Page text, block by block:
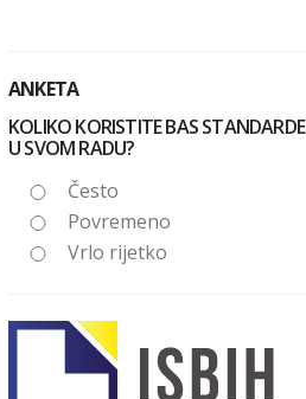
ANKETA
KOLIKO KORISTITE BAS STANDARDE
U SVOM RADU?
Često
Povremeno
Vrlo rijetko